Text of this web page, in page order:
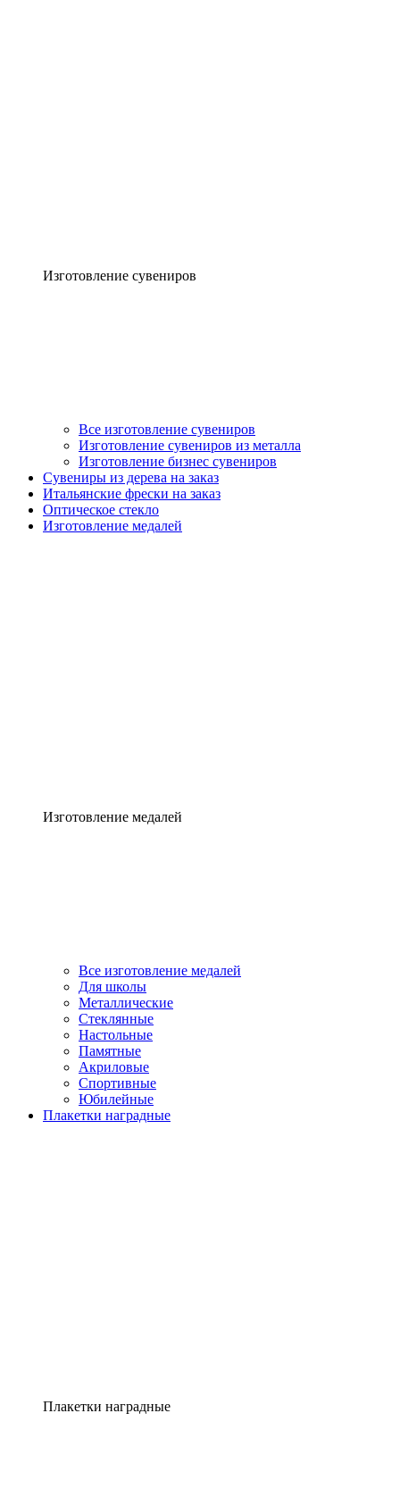
Изготовление сувениров
Все изготовление сувениров
Изготовление сувениров из металла
Изготовление бизнес сувениров
Сувениры из дерева на заказ
Итальянские фрески на заказ
Оптическое стекло
Изготовление медалей
Изготовление медалей
Все изготовление медалей
Для школы
Металлические
Стеклянные
Настольные
Памятные
Акриловые
Спортивные
Юбилейные
Плакетки наградные
Плакетки наградные